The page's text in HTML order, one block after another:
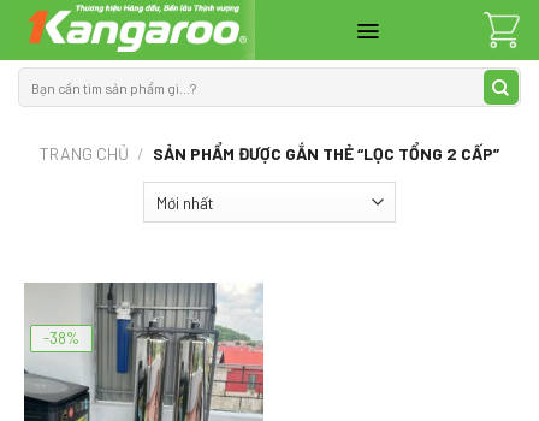
content
kiếm:
TRANG CHỦ / SẢN PHẨM ĐƯỢC GẮN THẺ “LỌC TỔNG 2 CẤP”
-38%